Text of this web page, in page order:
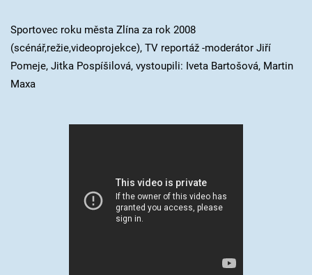
Sportovec roku města Zlína za rok 2008
(scénář,režie,videoprojekce), TV reportáž -moderátor Jiří
Pomeje, Jitka Pospíšilová, vystoupili: Iveta Bartošová, Martin
Maxa